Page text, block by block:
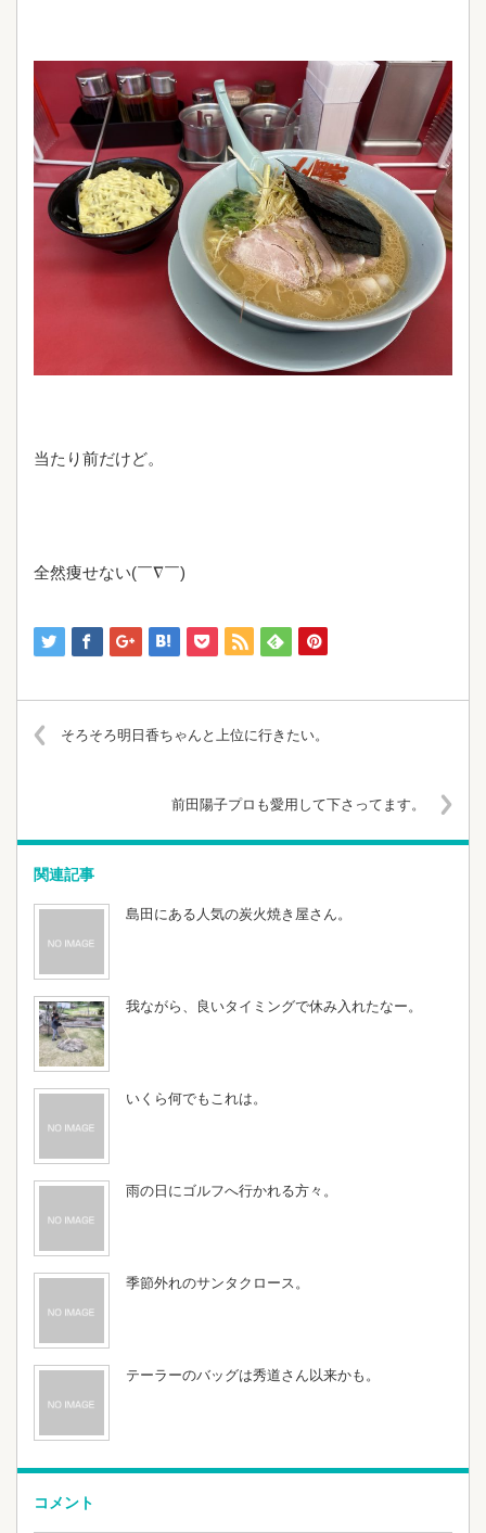
当たり前だけど。
全然痩せない(￣∇￣)
そろそろ明日香ちゃんと上位に行きたい。
前田陽子プロも愛用して下さってます。
関連記事
島田にある人気の炭火焼き屋さん。
我ながら、良いタイミングで休み入れたなー。
いくら何でもこれは。
雨の日にゴルフへ行かれる方々。
季節外れのサンタクロース。
テーラーのバッグは秀道さん以来かも。
コメント